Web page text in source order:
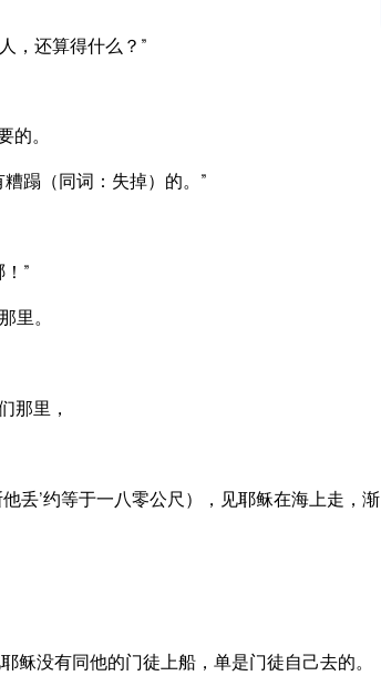
，还算得什么？”
。
蹋（同词：失掉）的。”
”
里。
那里，
丢’约等于一八零公尺），见耶稣在海上走，渐
没有同他的门徒上船，单是门徒自己去的。